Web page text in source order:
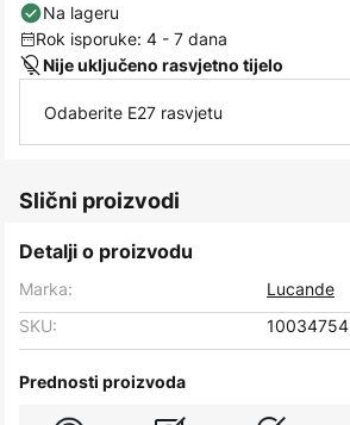
Na lageru
Rok isporuke: 4 - 7 dana
Nije uključeno rasvjetno tijelo
Odaberite E27 rasvjetu
Slični proizvodi
Detalji o proizvodu
Marka:
Lucande
SKU:
10034754
Prednosti proizvoda